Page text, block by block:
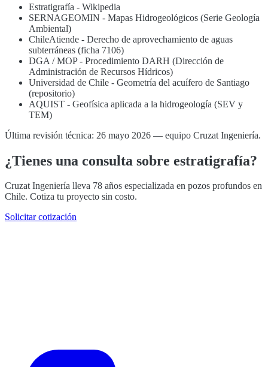
Estratigrafía - Wikipedia
SERNAGEOMIN - Mapas Hidrogeológicos (Serie Geología
Ambiental)
ChileAtiende - Derecho de aprovechamiento de aguas
subterráneas (ficha 7106)
DGA / MOP - Procedimiento DARH (Dirección de
Administración de Recursos Hídricos)
Universidad de Chile - Geometría del acuífero de Santiago
(repositorio)
AQUIST - Geofísica aplicada a la hidrogeología (SEV y
TEM)
Última revisión técnica: 26 mayo 2026 — equipo Cruzat Ingeniería.
¿Tienes una consulta sobre estratigrafía?
Cruzat Ingeniería lleva 78 años especializada en pozos profundos en
Chile. Cotiza tu proyecto sin costo.
Solicitar cotización